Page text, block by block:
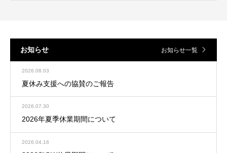
お知らせ お知らせ一覧
2026.08.03
夏休み支援への協賛のご報告
2026.07.30
2026年夏季休業期間について
2026.04.16